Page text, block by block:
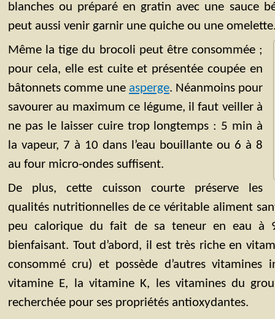
blanches ou préparé en gratin avec une sauce
peut aussi venir garnir une quiche ou une
Même la tige du brocoli peut être consommée ;
pour cela, elle est cuite et présentée coupée en
bâtonnets comme une asperge. Néanmoins pour
savourer au maximum ce légume, il faut veiller à
ne pas le laisser cuire trop longtemps : 5 min à
la vapeur, 7 à 10 dans l’eau bouillante ou 6 à 8
au four micro-ondes suffisent.
De plus, cette cuisson courte préserve les
qualités nutritionnelles de ce véritable aliment
peu calorique du fait de sa teneur en eau à
bienfaisant. Tout d’abord, il est très riche en
consommé cru) et possède d’autres vitamines
vitamine E, la vitamine K, les vitamines du
recherchée pour ses propriétés antioxydantes.